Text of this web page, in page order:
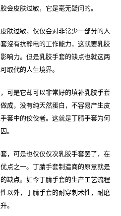
会皮肤过敏，它是毫无疑问的。
肤过敏，仅仅会对非常少一部分的人
沒有抗静电的工作能力，这就要乳胶
响力。但是乳胶手套的缺点也就这两
取代的人生境界。
可是它却可以非常好的填补乳胶手套
成，没有纯天然蛋白，不容易产生皮
套中的佼佼者。这就是丁腈手套为何
。
，可是也仅仅仅次乳胶手套罢了，在
点之一。丁腈手套制造商的原意就是
缺点。如今丁腈手套的生产工艺流程
以外，丁腈手套的耐穿刺术性，耐磨
。